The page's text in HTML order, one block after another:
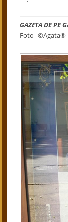
GAZETA DE PE
Foto, ©Agata®